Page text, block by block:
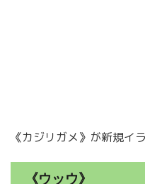
《カジリガメ》が新規イ
《ウッウ》